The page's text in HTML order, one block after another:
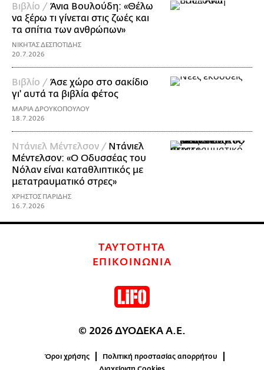
Βιβλίο / Άνια Βουλούδη: «Θέλω
να ξέρω τι γίνεται στις ζωές και
τα σπίτια των ανθρώπων»
ΝΙΚΗΤΑΣ ΔΕΣΠΟΤΙΔΗΣ
20.7.2026
Βιβλίο / Άσε χώρο στο σακίδιο
γι' αυτά τα βιβλία φέτος
ΜΑΡΙΑ ΔΡΟΥΚΟΠΟΥΛΟΥ
18.7.2026
Ντάνιελ Μέντελσον / Ντάνιελ
Μέντελσον: «Ο Οδυσσέας του
Νόλαν είναι καταθλιπτικός με
μετατραυματικό στρες»
ΧΡΗΣΤΟΣ ΠΑΡΙΔΗΣ
16.7.2026
ΤΑΥΤΟΤΗΤΑ
ΕΠΙΚΟΙΝΩΝΙΑ
© 2026 ΔΥΟΔΕΚΑ Α.Ε.
Όροι χρήσης
Πολιτική προστασίας απορρήτου